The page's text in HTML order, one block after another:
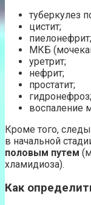
туберкулез
цистит;
пиелонефрит;
МКБ
уретрит;
нефрит;
простатит;
гидронефроз;
воспаление
Кроме того,
в начальной
половым путем
хламидиоза).
Как